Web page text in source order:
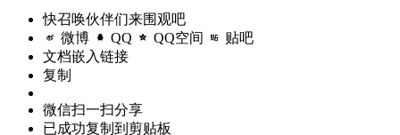
快召唤伙伴们来围观吧
微博 QQ QQ空间 贴吧
文档嵌入链接
复制
微信扫一扫分享
已成功复制到剪贴板